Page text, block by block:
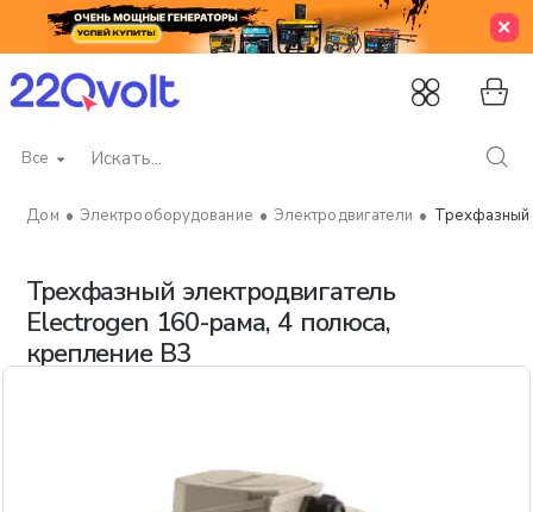
Все
Искать...
Трехфазный электродвигатель
Electrogen 160-рама, 4 полюса,
крепление B3
Электрооборудование Электродвигатели Трехфазный